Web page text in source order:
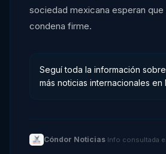
sociedad mexicana esperan que
condena firme.
Seguí toda la información
más noticias internacionales en
Cóndor Noticias· Info consultada